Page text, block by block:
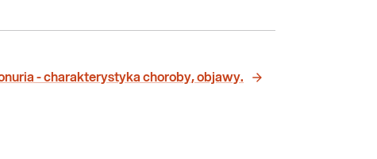
- charakterystyka choroby, objawy.